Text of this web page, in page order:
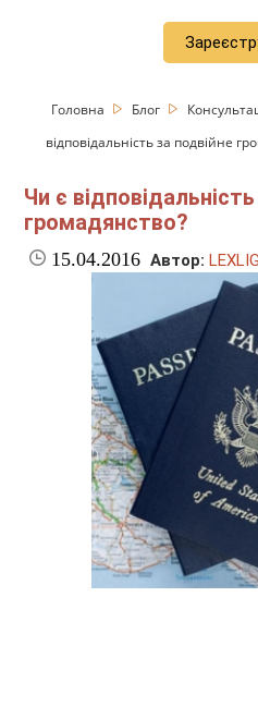
Головна Блог
відповідальність за подвійне
Чи є
громадянство?
15.04.2016 Автор: